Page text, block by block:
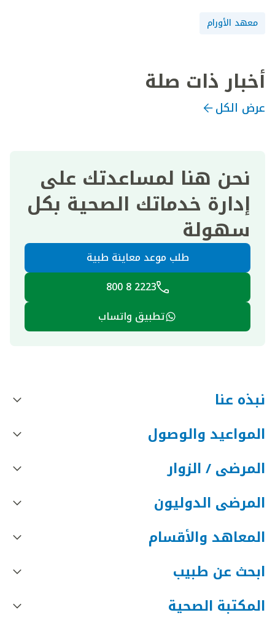
معهد الأورام
أخبار ذات صلة
عرض الكل
نحن هنا لمساعدتك على
إدارة خدماتك الصحية بكل
سهولة
طلب موعد معاينة طبية
2223 8 800
تطبيق واتساب
نبذه عنا
المواعيد والوصول
المرضى / الزوار
المرضى الدوليون
المعاهد والأقسام
ابحث عن طبيب
المكتبة الصحية